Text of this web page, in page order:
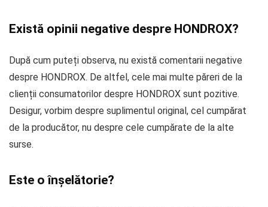
Există opinii negative despre HONDROX?
După cum puteți observa, nu există comentarii negative
despre HONDROX. De altfel, cele mai multe păreri de la
clienții consumatorilor despre HONDROX sunt pozitive.
Desigur, vorbim despre suplimentul original, cel cumpărat
de la producător, nu despre cele cumpărate de la alte
surse.
Este o înșelătorie?